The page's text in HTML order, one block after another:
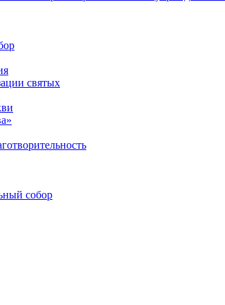
святых
собор